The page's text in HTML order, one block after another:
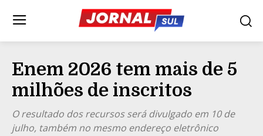
Enem 2026 tem mais de 5
milhões de inscritos
O resultado dos recursos será divulgado em 10 de
julho, também no mesmo endereço eletrônico